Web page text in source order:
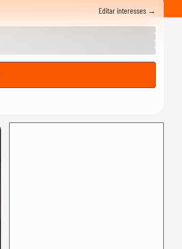
Editar interesses →